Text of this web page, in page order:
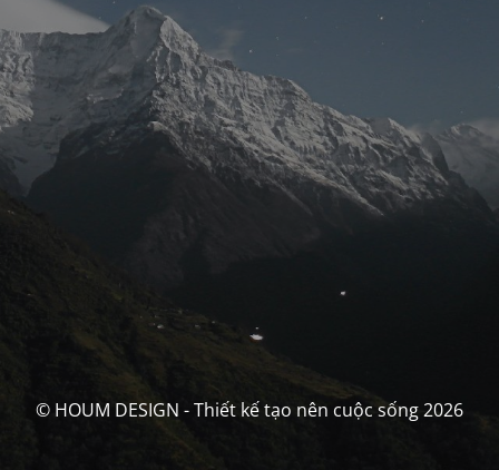
© HOUM DESIGN - Thiết kế tạo nên cuộc sống 2026